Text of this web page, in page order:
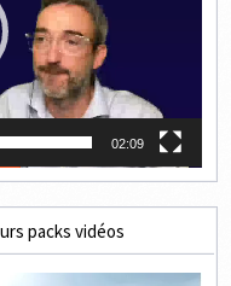
02:09
packs vidéos